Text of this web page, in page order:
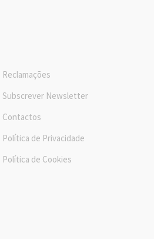
Reclamações
Subscrever Newsletter
Contactos
Política de Privacidade
Política de Cookies